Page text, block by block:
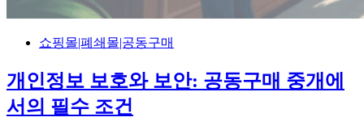
쇼핑몰|폐쇄몰|공동구매
개인정보 보호와 보안: 공동구매 중개에
서의 필수 조건